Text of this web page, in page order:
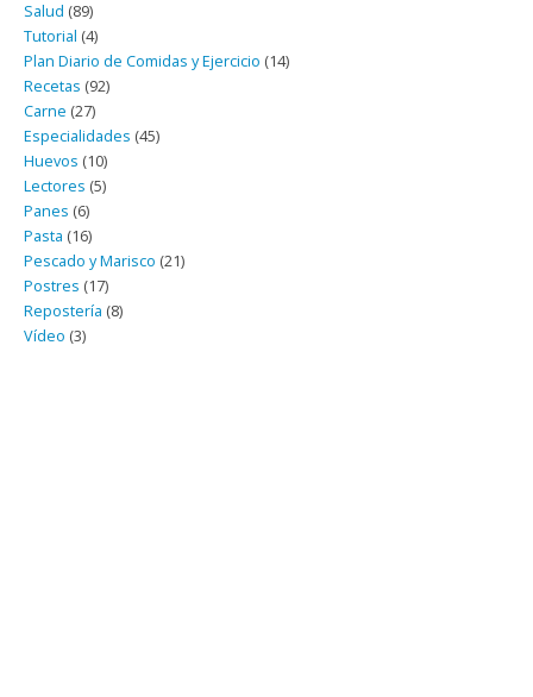
Salud (89)
Tutorial (4)
Plan Diario de Comidas y Ejercicio (14)
Recetas (92)
Carne (27)
Especialidades (45)
Huevos (10)
Lectores (5)
Panes (6)
Pasta (16)
Pescado y Marisco (21)
Postres (17)
Repostería (8)
Vídeo (3)